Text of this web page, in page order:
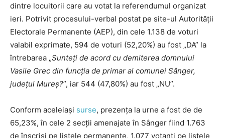
dintre locuitorii care au votat la referendumul organizat
ieri. Potrivit procesului-verbal postat pe site-ul Autorității
Electorale Permanente (AEP), din cele 1.138 de voturi
valabil exprimate, 594 de voturi (52,20%) au fost „DA” la
întrebarea „Sunteți de acord cu demiterea domnului
Vasile Grec din funcția de primar al comunei Sânger,
județul Mureș?”, iar 544 (47,80%) au fost „NU”.
Conform aceleiași surse, prezența la urne a fost de de
65,23%, în cele 2 secții amenajate în Sânger fiind 1.763
de înscriși pe listele permanente, 1.077 votanți pe listele